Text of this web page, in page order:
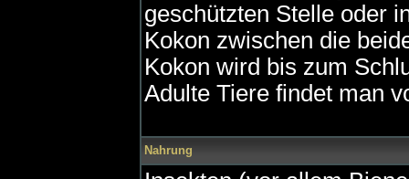
geschützten Stelle oder
Kokon zwischen die
Kokon wird bis zum
Adulte Tiere findet man
Nahrung